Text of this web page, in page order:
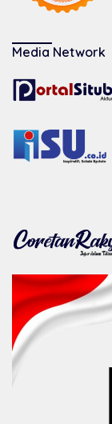
Media Network